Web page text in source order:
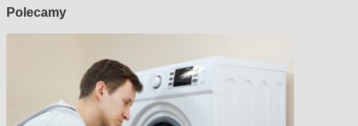
Polecamy